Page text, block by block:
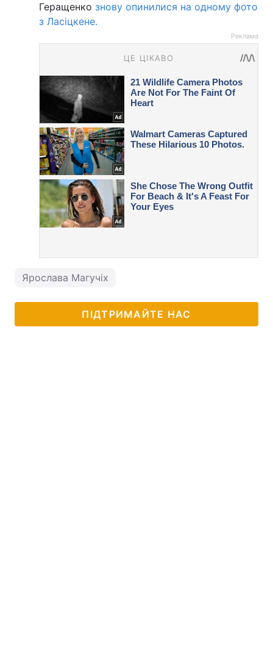
Геращенко знову опинилися на одному фото
з Ласіцкене.
Реклама
Ярослава Магучіх
ПІДТРИМАЙТЕ НАС